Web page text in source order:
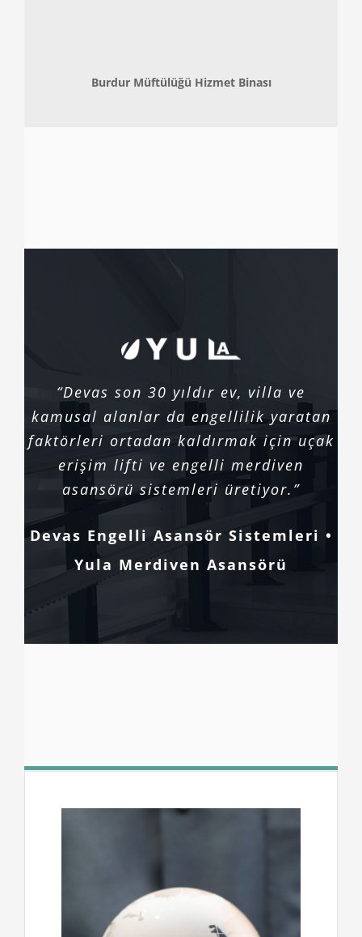
Burdur Müftülüğü Hizmet Binası
“Devas son 30 yıldır ev, villa ve
kamusal alanlar da engellilik yaratan
faktörleri ortadan kaldırmak için uçak
erişim lifti ve engelli merdiven
asansörü sistemleri üretiyor.”
Devas Engelli Asansör Sistemleri •
Yula Merdiven Asansörü